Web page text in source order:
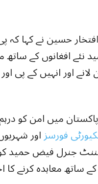
حسین نے کہا کہ
نئے افغانوں کے
اور انہیں کے پی
میں امن کو درہم
فورسزاور
جنرل فیض حمید
ساتھ معاہدہ کرنے کا